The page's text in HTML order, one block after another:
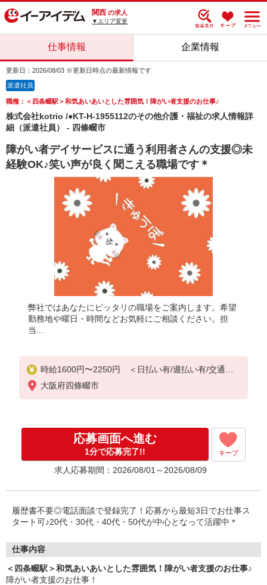
関西 の求人
▼エリア変更
仕事情報 企業情報
更新日：2026/08/03 ※更新日時点の最新情報です
派遣社員
職種：＜四条畷駅＞和気あいあいとした雰囲気！障がい者支援のお仕事♪
株式会社kotrio /●KT-H-1955112のその他介護・福祉の求人情報詳
細（派遣社員） - 四條畷市
障がい者デイサービスに通う利用者さんの支援◎未
経験OK♪笑い声が良く聞こえる職場です＊
弊社ではあなたにピッタリの職場をご案内します。希望
勤務地や曜日・時間などお気軽にご相談ください。担
当...
時給1600円〜2250円 ＜日払い有/週払い有/交通費
全支給(ガソリン代含む)＞
大阪府四條畷市
応募画面へ進む
1分で応募完了!! キープ
求人応募期間：2026/08/01～2026/08/09
履歴書不要◎電話面談で登録完了！応募から最短3日でお仕事ス
タート可♪20代・30代・40代・50代が中心となって活躍中＊
仕事内容
＜四条畷駅＞和気あいあいとした雰囲気！障がい者支援のお仕事♪
障がい者支援のお仕事！